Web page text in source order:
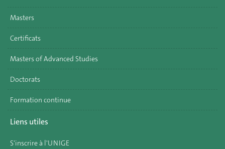
Masters
Certificats
Masters of Advanced Studies
Doctorats
Formation continue
Liens utiles
S'inscrire à l'UNIGE